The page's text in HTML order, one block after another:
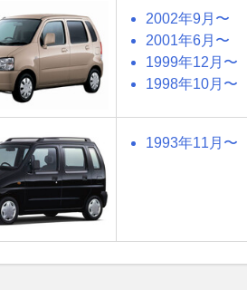
2002年9月〜
2001年6月〜
1999年12月〜
1998年10月〜
1993年11月〜